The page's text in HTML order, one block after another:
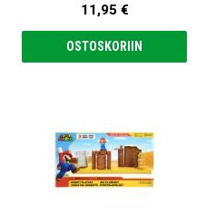
11,95 €
OSTOSKORIIN